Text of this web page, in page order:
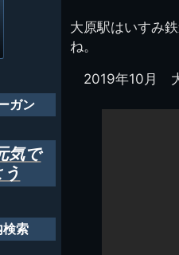
大原駅はいすみ
ね。
2019年10月 大
ガン
気で
検索